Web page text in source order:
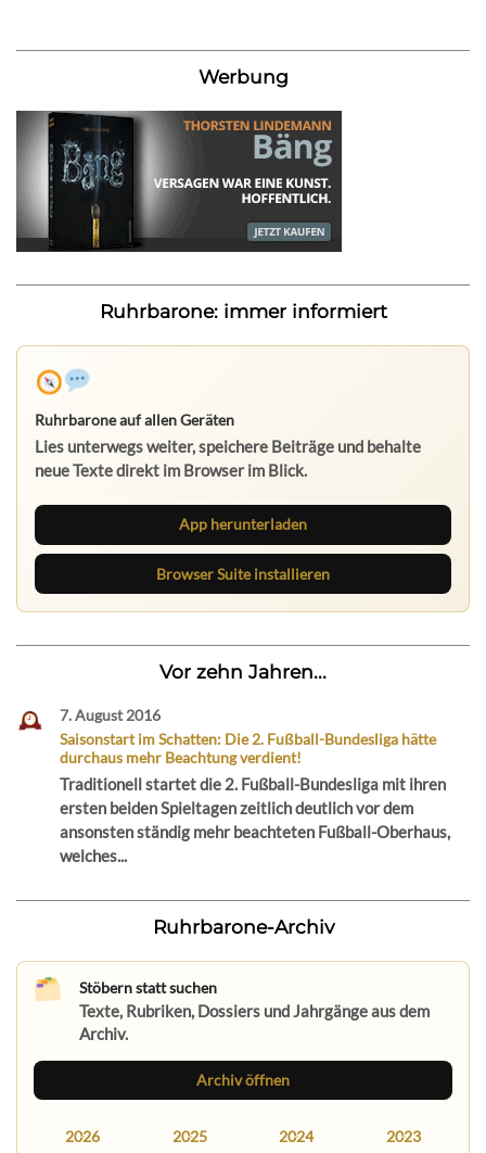
Werbung
Ruhrbarone: immer informiert
Ruhrbarone auf allen Geräten
Lies unterwegs weiter, speichere Beiträge und behalte
neue Texte direkt im Browser im Blick.
App herunterladen
Browser Suite installieren
Vor zehn Jahren...
7. August 2016
Saisonstart im Schatten: Die 2. Fußball-Bundesliga hätte
durchaus mehr Beachtung verdient!
Traditionell startet die 2. Fußball-Bundesliga mit ihren
ersten beiden Spieltagen zeitlich deutlich vor dem
ansonsten ständig mehr beachteten Fußball-Oberhaus,
welches...
Ruhrbarone-Archiv
Stöbern statt suchen
Texte, Rubriken, Dossiers und Jahrgänge aus dem
Archiv.
Archiv öffnen
2026 2025 2024 2023